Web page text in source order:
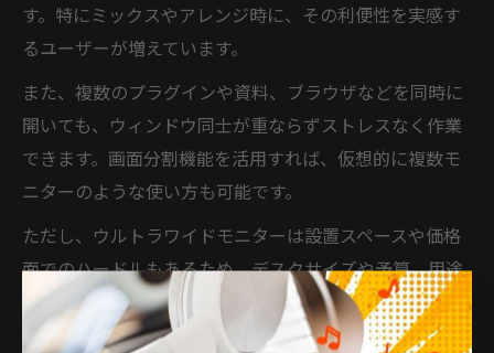
す。特にミックスやアレンジ時に、その利便性を実感す
るユーザーが増えています。
また、複数のプラグインや資料、ブラウザなどを同時に
開いても、ウィンドウ同士が重ならずストレスなく作業
できます。画面分割機能を活用すれば、仮想的に複数モ
ニターのような使い方も可能です。
ただし、ウルトラワイドモニターは設置スペースや価格
面でのハードルもあるため、デスクサイズや予算、用途
に応じて選択しましょう。実際に導入したユーザーから
は「曲作りの流れが格段にスムーズになった」といった